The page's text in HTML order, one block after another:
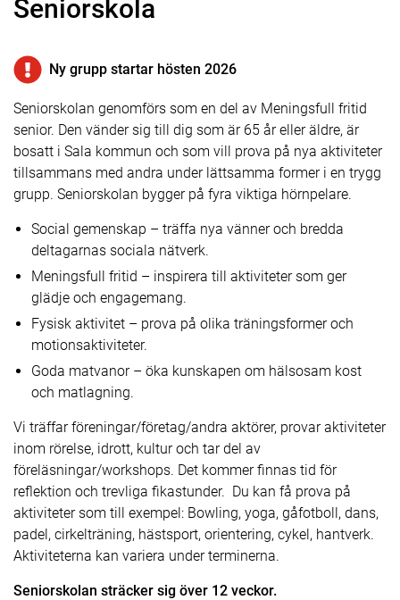
Seniorskola
Ny grupp startar hösten 2026
Seniorskolan genomförs som en del av Meningsfull fritid
senior. Den vänder sig till dig som är 65 år eller äldre, är
bosatt i Sala kommun och som vill prova på nya aktiviteter
tillsammans med andra under lättsamma former i en trygg
grupp. Seniorskolan bygger på fyra viktiga hörnpelare.
Social gemenskap – träffa nya vänner och bredda
deltagarnas sociala nätverk.
Meningsfull fritid – inspirera till aktiviteter som ger
glädje och engagemang.
Fysisk aktivitet – prova på olika träningsformer och
motionsaktiviteter.
Goda matvanor – öka kunskapen om hälsosam kost
och matlagning.
Vi träffar föreningar/företag/andra aktörer, provar aktiviteter
inom rörelse, idrott, kultur och tar del av
föreläsningar/workshops. Det kommer finnas tid för
reflektion och trevliga fikastunder. Du kan få prova på
aktiviteter som till exempel: Bowling, yoga, gåfotboll, dans,
padel, cirkelträning, hästsport, orientering, cykel, hantverk.
Aktiviteterna kan variera under terminerna.
Seniorskolan sträcker sig över 12 veckor.